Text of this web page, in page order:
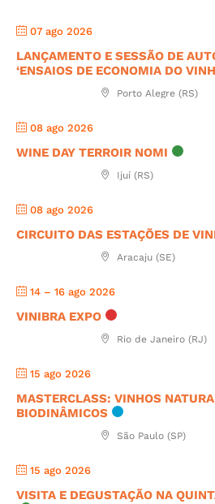
07 ago 2026
LANÇAMENTO E SESSÃO DE
‘ENSAIOS DE ECONOMIA DO
Porto Alegre (RS)
08 ago 2026
WINE DAY TERROIR NOMI
Ijuí (RS)
08 ago 2026
CIRCUITO DAS ESTAÇÕES DE
Aracaju (SE)
14 – 16 ago 2026
VINIBRA EXPO
Rio de Janeiro (RJ)
15 ago 2026
MASTERCLASS: VINHOS
BIODINÂMICOS
São Paulo (SP)
15 ago 2026
VISITA E DEGUSTAÇÃO NA